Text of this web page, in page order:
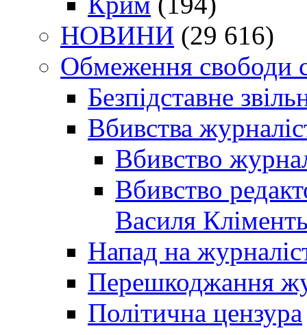
НОВИНИ (29 616)
Обмеження свободи
Безпідставне
Вбивства
Вбивство
Вбивство
Василя
Напад на
Перешкоджання
Політична цензура